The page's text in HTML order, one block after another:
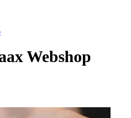
Webshop